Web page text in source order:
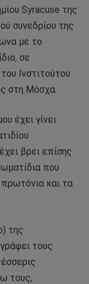
Syracuse της
συνεδρίου της
με το
σε
Ινστιτούτου
στη Μόσχα.
έχει γίνει
βρει επίσης
που
και τα
της
τους
τους,